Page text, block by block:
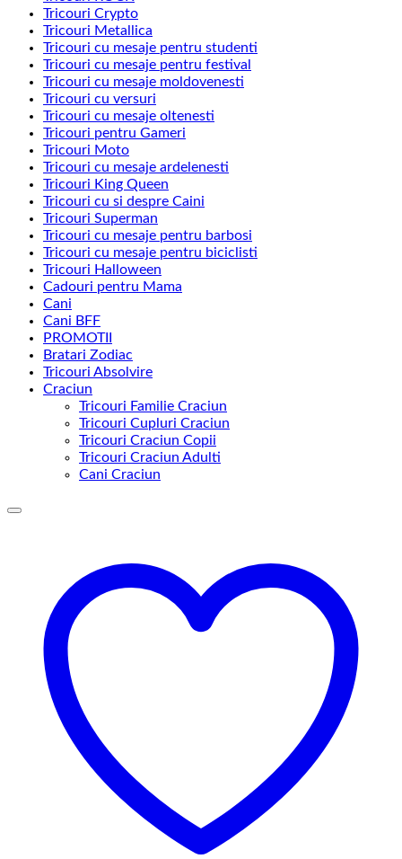
Tricouri Crypto
Tricouri Metallica
Tricouri cu mesaje pentru studenti
Tricouri cu mesaje pentru festival
Tricouri cu mesaje moldovenesti
Tricouri cu versuri
Tricouri cu mesaje oltenesti
Tricouri pentru Gameri
Tricouri Moto
Tricouri cu mesaje ardelenesti
Tricouri King Queen
Tricouri cu si despre Caini
Tricouri Superman
Tricouri cu mesaje pentru barbosi
Tricouri cu mesaje pentru biciclisti
Tricouri Halloween
Cadouri pentru Mama
Cani
Cani BFF
PROMOTII
Bratari Zodiac
Tricouri Absolvire
Craciun
Tricouri Familie Craciun
Tricouri Cupluri Craciun
Tricouri Craciun Copii
Tricouri Craciun Adulti
Cani Craciun